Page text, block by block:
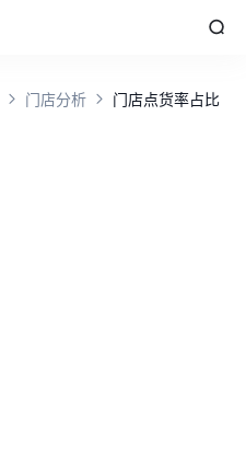
门店分析 门店点货率占比